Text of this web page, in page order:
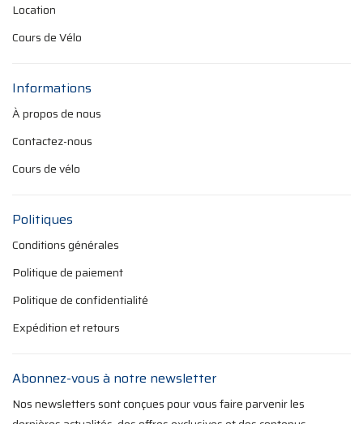
Location
Cours de Vélo
Informations
À propos de nous
Contactez-nous
Cours de vélo
Politiques
Conditions générales
Politique de paiement
Politique de confidentialité
Expédition et retours
Abonnez-vous à notre newsletter
Nos newsletters sont conçues pour vous faire parvenir les